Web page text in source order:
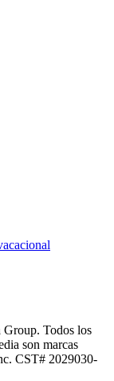
Todos los
son marcas
CST# 2029030-